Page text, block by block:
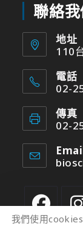
聯絡
地址
110
電話
02-
傳真
02-
我們使用